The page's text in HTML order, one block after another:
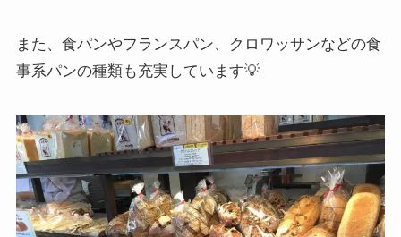
また、食パンやフランスパン、クロワッサンなどの食
事系パンの種類も充実しています💡